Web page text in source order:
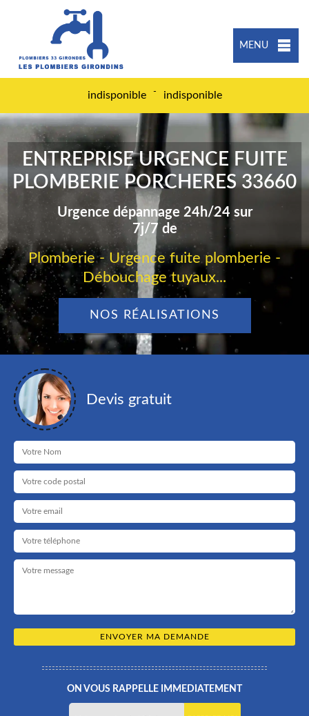
MENU
indisponible - indisponible
ENTREPRISE URGENCE FUITE
PLOMBERIE PORCHERES 33660
Urgence dépannage 24h/24 sur
7j/7 de
Plomberie - Urgence fuite plomberie -
Débouchage tuyaux...
NOS RÉALISATIONS
Devis gratuit
ON VOUS RAPPELLE IMMEDIATEMENT